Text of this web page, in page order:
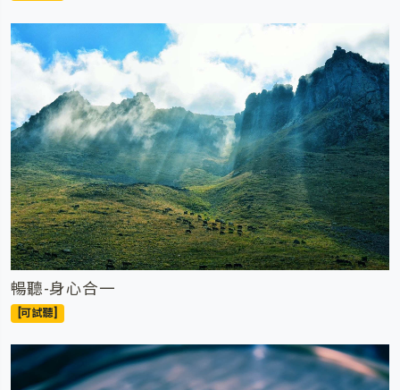
暢聽-身心合一
[可試聽]